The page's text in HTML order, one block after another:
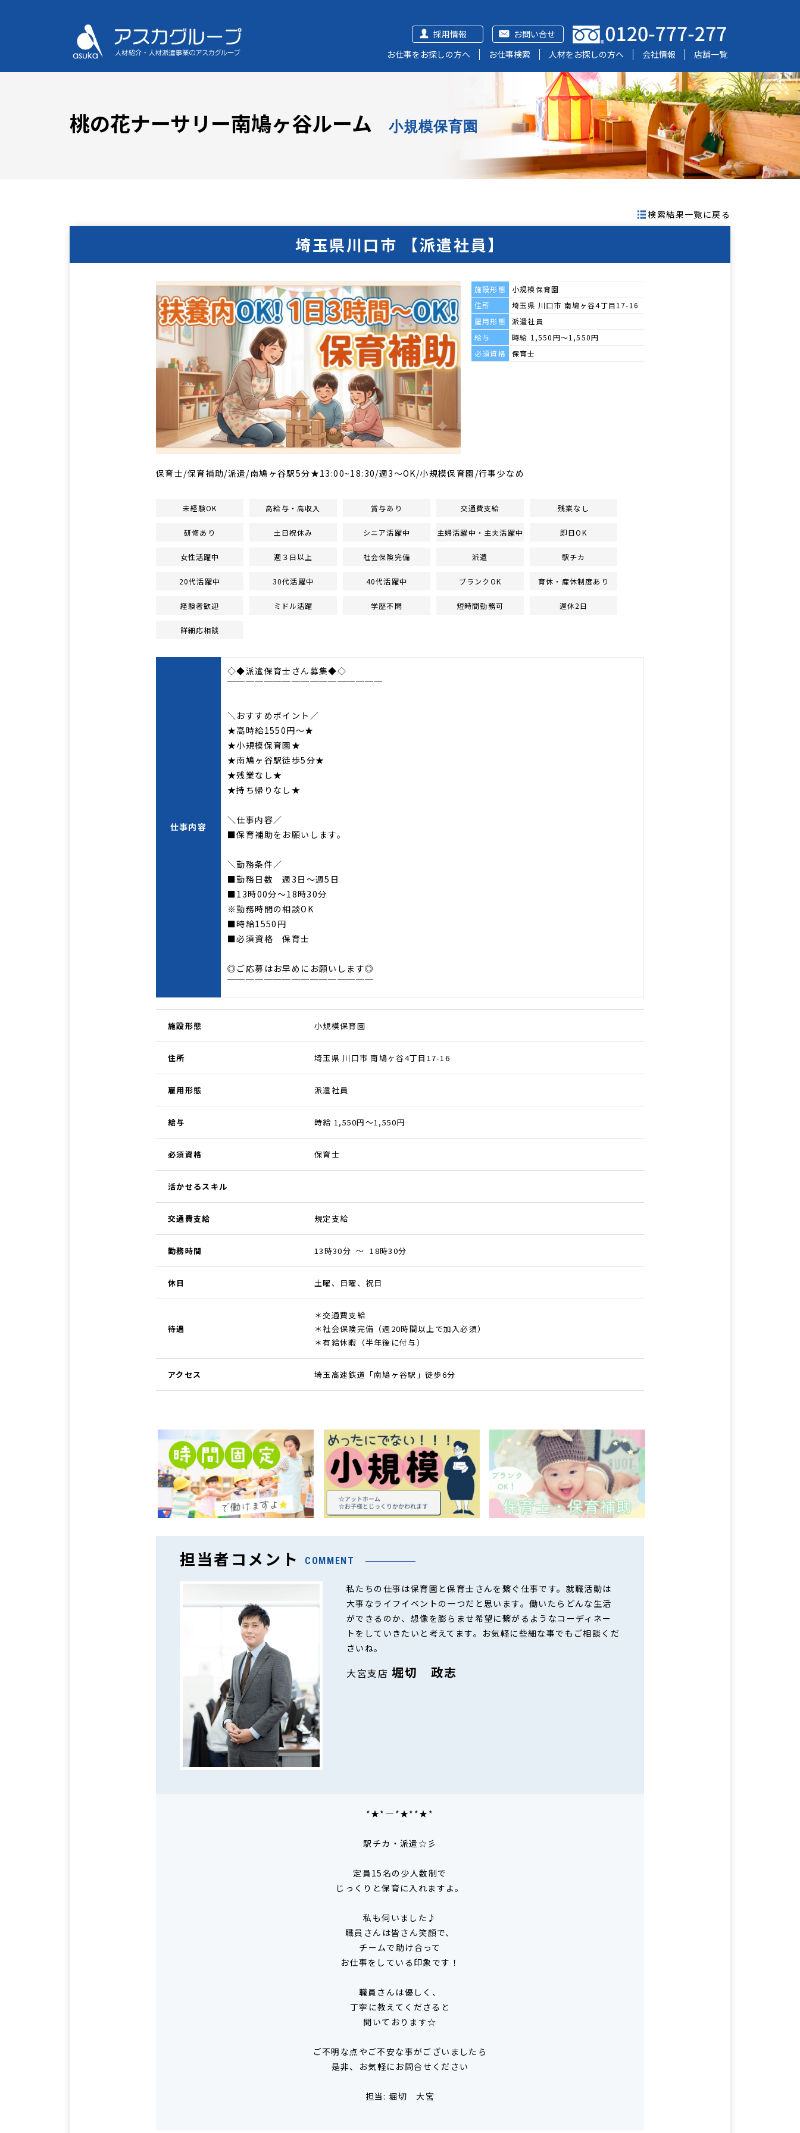
お問い合せ
採用情報
お仕事をお探しの方へ
お仕事検索 人材をお探しの方へ 会社情報 店舗一覧
桃の花ナーサリー南鳩ヶ谷ルーム 小規模保育園
検索結果一覧に戻る
埼玉県川口市 【派遣社員】
施設形態
小規模保育園
住所
埼玉県 川口市 南鳩ヶ谷4丁目17-16
雇用形態
派遣社員
給与
時給 1,550円～1,550円
必須資格
保育士
保育士/保育補助/派遣/南鳩ヶ谷駅5分★13:00~18:30/週3～OK/小規模保育園/行事少なめ
未経験OK 高給与・高収入 賞与あり 交通費支給 残業なし
研修あり 土日祝休み シニア活躍中 主婦活躍中・主夫活躍中 即日OK
女性活躍中 週３日以上 社会保険完備 派遣 駅チカ
20代活躍中 30代活躍中 40代活躍中 ブランクOK 育休・産休制度あり
経験者歓迎 ミドル活躍 学歴不問 短時間勤務可 週休2日
詳細応相談
仕事内容
◇◆派遣保育士さん募集◆◇
￣￣￣￣￣￣￣￣￣￣￣￣￣￣￣￣￣
＼おすすめポイント／
★高時給1550円～★
★小規模保育園★
★南鳩ヶ谷駅徒歩5分★
★残業なし★
★持ち帰りなし★
＼仕事内容／
■保育補助をお願いします。
＼勤務条件／
■勤務日数 週3日～週5日
■13時00分〜18時30分
※勤務時間の相談OK
■時給1550円
■必須資格 保育士
◎ご応募はお早めにお願いします◎
￣￣￣￣￣￣￣￣￣￣￣￣￣￣￣￣
施設形態 小規模保育園
住所 埼玉県 川口市 南鳩ヶ谷4丁目17-16
雇用形態 派遣社員
給与 時給 1,550円～1,550円
必須資格 保育士
活かせるスキル
交通費支給 規定支給
勤務時間 13時30分 ～ 18時30分
休日 土曜、日曜、祝日
待遇
＊交通費支給
＊社会保険完備（週20時間以上で加入必須）
＊有給休暇（半年後に付与）
アクセス 埼玉高速鉄道「南鳩ヶ谷駅」徒歩6分
担当者コメント COMMENT
私たちの仕事は保育園と保育士さんを繋ぐ仕事です。就職活動は
大事なライフイベントの一つだと思います。働いたらどんな生活
ができるのか、想像を膨らませ希望に繋がるようなコーディネー
トをしていきたいと考えてます。お気軽に些細な事でもご相談くだ
さいね。
大宮支店 堀切 政志
*★*――――*★**★*―――
駅チカ・派遣☆彡
定員15名の少人数制で
じっくりと保育に入れますよ。
私も伺いました♪
職員さんは皆さん笑顔で、
チームで助け合って
お仕事をしている印象です！
職員さんは優しく、
丁寧に教えてくださると
聞いております☆
ご不明な点やご不安な事がございましたら
是非、お気軽にお問合せください
担当: 堀切 大宮